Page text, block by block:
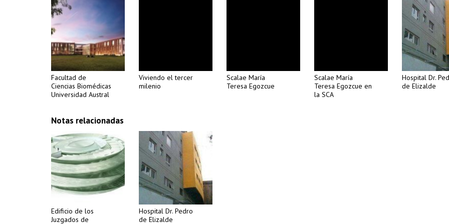
Facultad de
Ciencias Biomédicas
Universidad Austral
Viviendo el tercer
milenio
Scalae María
Teresa Egozcue
Scalae María
Teresa Egozcue en
la SCA
Hospital Dr.
de Elizalde
Notas relacionadas
Edificio de los
Juzgados de
Hospital Dr. Pedro
de Elizalde